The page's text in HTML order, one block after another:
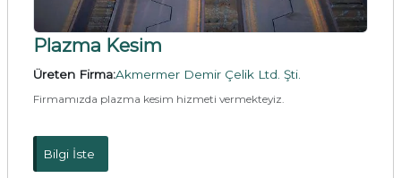
Plazma Kesim
Üreten Firma:Akmermer Demir Çelik Ltd. Şti.
Firmamızda plazma kesim hizmeti vermekteyiz.
Bilgi İste